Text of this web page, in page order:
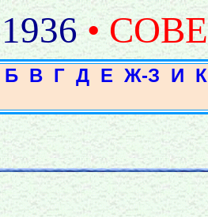
1936 •
Б В Г Д Е Ж-З И К